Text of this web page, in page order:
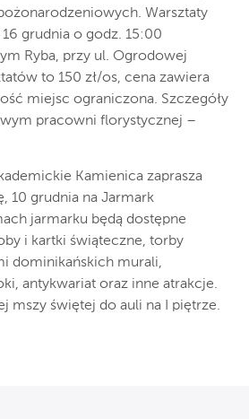
Warsztaty
grudnia o godz. 15:00
Ryba, przy ul. Ogrodowej
to 150 zł/os, cena zawiera
miejsc ograniczona. Szczegóły
pracowni florystycznej –
Kamienica zaprasza
10 grudnia na Jarmark
jarmarku będą dostępne
i kartki świąteczne, torby
dominikańskich murali,
antykwariat oraz inne atrakcje.
mszy świętej do auli na I piętrze.